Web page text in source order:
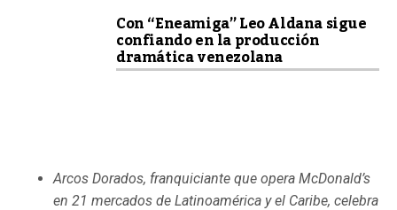
Con “Eneamiga” Leo Aldana sigue
confiando en la producción
dramática venezolana
Arcos Dorados, franquiciante que opera McDonald’s
en 21 mercados de Latinoamérica y el Caribe, celebra